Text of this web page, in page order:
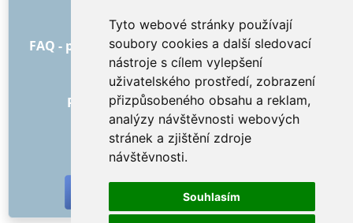
Tyto webové stránky používají
soubory cookies a další sledovací
nástroje s cílem vylepšení
uživatelského prostředí, zobrazení
přizpůsobeného obsahu a reklam,
analýzy návštěvnosti webových
stránek a zjištění zdroje
návštěvnosti.
Souhlasím
Všeobecné obchodní podmínky
FAQ - pro objednatele FAQ - pro poskytovatele
Reklama a marketing
Blog
Recenze objednávek s hodnocením
Kontakt
SOCIÁLNÍ SÍTĚ